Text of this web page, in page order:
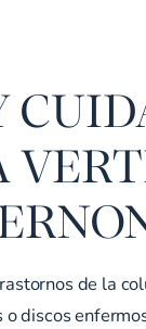
de la
discos